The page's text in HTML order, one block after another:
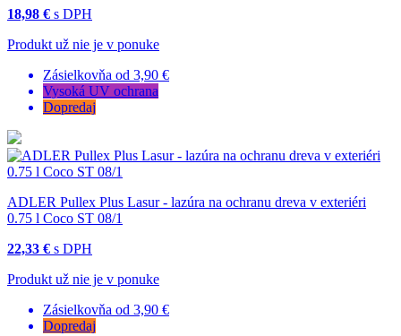
18,98 € s DPH
Produkt už nie je v ponuke
Zásielkovňa od 3,90 €
Vysoká UV ochrana
Dopredaj
ADLER Pullex Plus Lasur - lazúra na ochranu dreva v exteriéri
0.75 l Coco ST 08/1
22,33 € s DPH
Produkt už nie je v ponuke
Zásielkovňa od 3,90 €
Dopredaj